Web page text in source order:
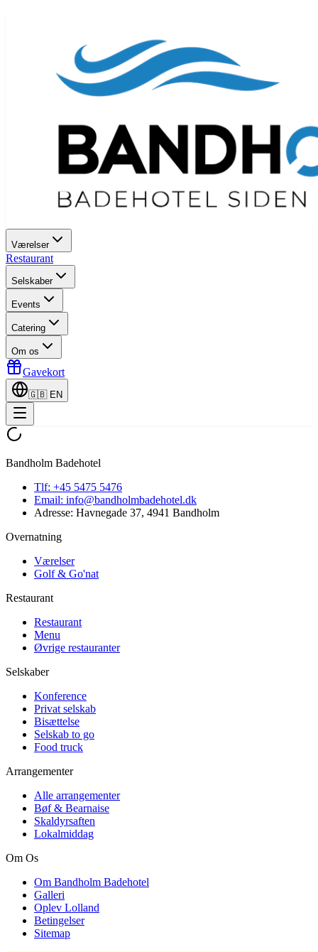
Værelser
Restaurant
Selskaber
Events
Catering
Om os
Gavekort
🇬🇧 EN
Bandholm Badehotel
Tlf: +45 5475 5476
Email: info@bandholmbadehotel.dk
Adresse: Havnegade 37, 4941 Bandholm
Overnatning
Værelser
Golf & Go'nat
Restaurant
Restaurant
Menu
Øvrige restauranter
Selskaber
Konference
Privat selskab
Bisættelse
Selskab to go
Food truck
Arrangementer
Alle arrangementer
Bøf & Bearnaise
Skaldyrsaften
Lokalmiddag
Om Os
Om Bandholm Badehotel
Galleri
Oplev Lolland
Betingelser
Sitemap